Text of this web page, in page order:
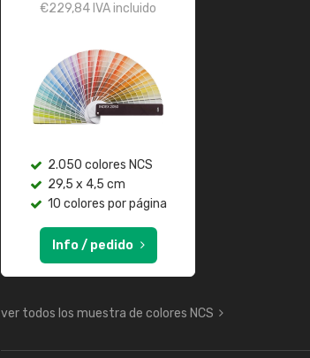
€229,84 IVA incluido
2.050 colores NCS
29,5 x 4,5 cm
10 colores por página
Info / pedido
ver todos los muestra de colores NCS